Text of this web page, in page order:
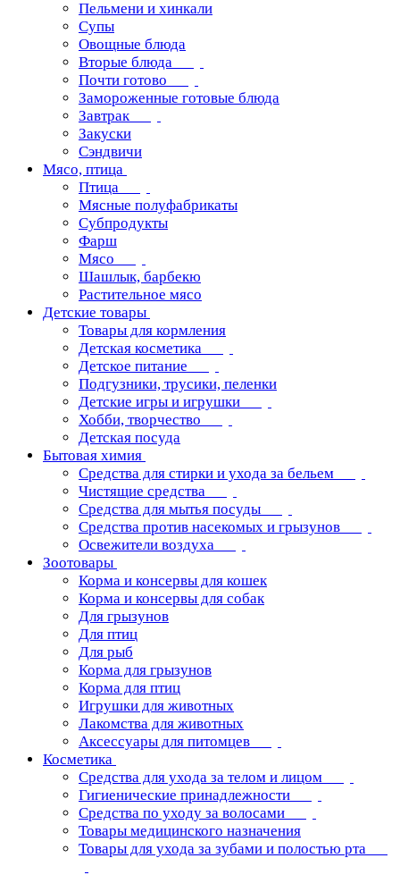
Пельмени и хинкали
Супы
Овощные блюда
Вторые блюда
Почти готово
Замороженные готовые блюда
Завтрак
Закуски
Сэндвичи
Мясо, птица
Птица
Мясные полуфабрикаты
Субпродукты
Фарш
Мясо
Шашлык, барбекю
Растительное мясо
Детские товары
Товары для кормления
Детская косметика
Детское питание
Подгузники, трусики, пеленки
Детские игры и игрушки
Хобби, творчество
Детская посуда
Бытовая химия
Средства для стирки и ухода за бельем
Чистящие средства
Средства для мытья посуды
Средства против насекомых и грызунов
Освежители воздуха
Зоотовары
Корма и консервы для кошек
Корма и консервы для собак
Для грызунов
Для птиц
Для рыб
Корма для грызунов
Корма для птиц
Игрушки для животных
Лакомства для животных
Аксессуары для питомцев
Косметика
Средства для ухода за телом и лицом
Гигиенические принадлежности
Средства по уходу за волосами
Товары медицинского назначения
Товары для ухода за зубами и полостью рта